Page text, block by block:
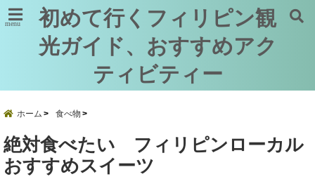
menu
初めて行くフィリピン観
光ガイド、おすすめアク
ティビティー
ホーム 食べ物
絶対食べたい フィリピンローカル
おすすめスイーツ